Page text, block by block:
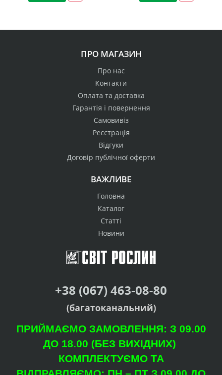
ПРО МАГАЗИН
Про нас
Контакти
Оплата та доставка
Гарантія і повернення
Самовивіз
Реєстрація
Відгуки
Договір публічної оферти
ВАЖЛИВЕ
Головна
Каталог
Статті
Новини
+38 (067) 463-08-80
(багатоканальний)
ПРИЙМАЄМО ЗАМОВЛЕННЯ: З 09.00
ДО 18.00 (БЕЗ ВИХІДНИХ)
КОМПЛЕКТУЄМО ТА